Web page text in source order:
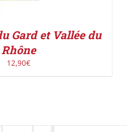
Gard et Vallée du
Rhône
12,90€